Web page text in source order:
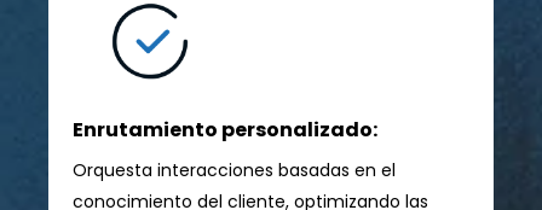
Enrutamiento personalizado:
Orquesta interacciones basadas en el
conocimiento del cliente, optimizando las